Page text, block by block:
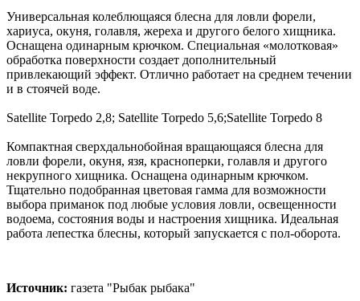
Универсальная колеблющаяся блесна для ловли форели,
хариуса, окуня, голавля, жереха и другого белого хищника.
Оснащена одинарным крючком. Специальная «молотковая»
обработка поверхности создает дополнительный
привлекающий эффект. Отлично работает на среднем течении
и в стоячей воде.
Satellite Torpedo 2,8; Satellite Torpedo 5,6;Satellite Torpedo 8
Компактная сверхдальнобойная вращающаяся блесна для
ловли форели, окуня, язя, красноперки, голавля и другого
некрупного хищника. Оснащена одинарным крючком.
Тщательно подобранная цветовая гамма для возможности
выбора приманок под любые условия ловли, освещенности
водоема, состояния воды и настроения хищника. Идеальная
работа лепестка блесны, который запускается с пол-оборота.
Источник: газета "Рыбак рыбака"